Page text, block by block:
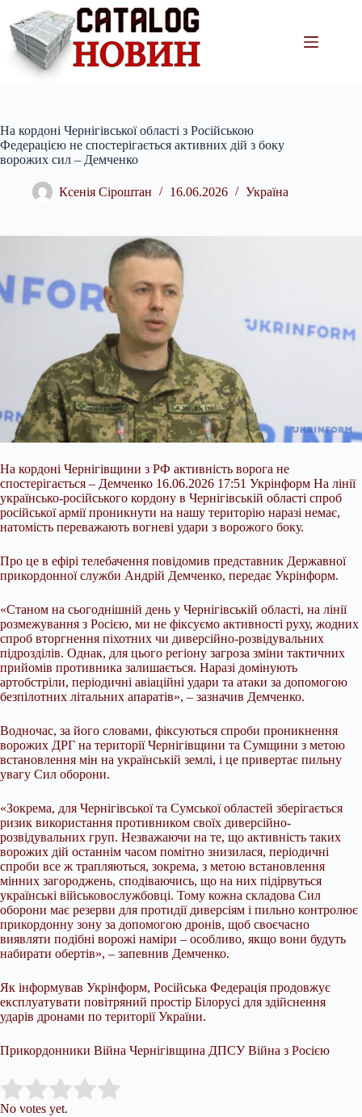
вмісту
На кордоні Чернігівської області з Російською
Федерацією не спостерігається активних дій з боку
ворожих сил – Демченко
Ксенія Сіроштан 16.06.2026 Україна
На кордоні Чернігівщини з РФ активність ворога не
спостерігається – Демченко 16.06.2026 17:51 Укрінформ На лінії
українсько-російського кордону в Чернігівській області спроб
російської армії проникнути на нашу територію наразі немає,
натомість переважають вогневі удари з ворожого боку.
Про це в ефірі телебачення повідомив представник Державної
прикордонної служби Андрій Демченко, передає Укрінформ.
«Станом на сьогоднішній день у Чернігівській області, на лінії
розмежування з Росією, ми не фіксуємо активності руху, жодних
спроб вторгнення піхотних чи диверсійно-розвідувальних
підрозділів. Однак, для цього регіону загроза зміни тактичних
прийомів противника залишається. Наразі домінують
артобстріли, періодичні авіаційні удари та атаки за допомогою
безпілотних літальних апаратів», – зазначив Демченко.
Водночас, за його словами, фіксуються спроби проникнення
ворожих ДРГ на території Чернігівщини та Сумщини з метою
встановлення мін на українській землі, і це привертає пильну
увагу Сил оборони.
«Зокрема, для Чернігівської та Сумської областей зберігається
ризик використання противником своїх диверсійно-
розвідувальних груп. Незважаючи на те, що активність таких
ворожих дій останнім часом помітно знизилася, періодичні
спроби все ж трапляються, зокрема, з метою встановлення
мінних загороджень, сподіваючись, що на них підірвуться
українські військовослужбовці. Тому кожна складова Сил
оборони має резерви для протидії диверсіям і пильно контролює
прикордонну зону за допомогою дронів, щоб своєчасно
виявляти подібні ворожі наміри – особливо, якщо вони будуть
набирати обертів», – запевнив Демченко.
Як інформував Укрінформ, Російська Федерація продовжує
експлуатувати повітряний простір Білорусі для здійснення
ударів дронами по території України.
Прикордонники Війна Чернігівщина ДПСУ Війна з Росією
Rate this item:
No votes yet.